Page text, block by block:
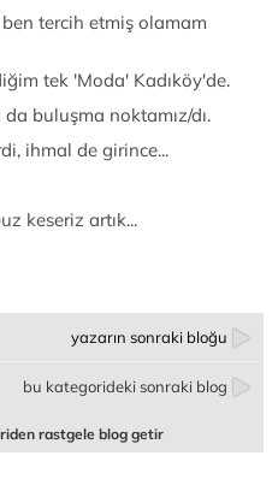
tercih etmiş olamam
tek 'Moda' Kadıköy'de.
buluşma noktamız/dı.
ihmal de girince...
keseriz artık...
yazarın sonraki bloğu
bu kategorideki sonraki blog
rastgele blog getir